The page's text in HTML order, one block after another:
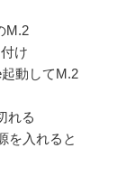
M.2
け
動してM.2
れる
を入れると